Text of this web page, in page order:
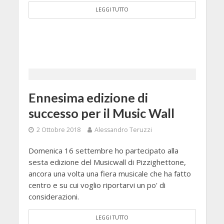
LEGGI TUTTO
Ennesima edizione di
successo per il Music Wall
2 Ottobre 2018 Alessandro Teruzzi
Domenica 16 settembre ho partecipato alla
sesta edizione del Musicwall di Pizzighettone,
ancora una volta una fiera musicale che ha fatto
centro e su cui voglio riportarvi un po' di
considerazioni.
LEGGI TUTTO